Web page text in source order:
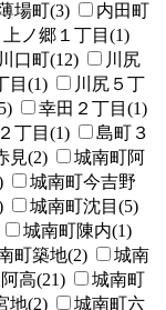
場町(3)
内田町
上ノ郷１丁目(1)
川口町(12)
川尻
目(1)
川尻５丁
幸田２丁目(1)
丁目(1)
島町３
見(2)
城南町阿
城南町今吉野
城南町沈目(5)
城南町陳内(1)
町築地(2)
城南
高(21)
城南町
地(2)
城南町六